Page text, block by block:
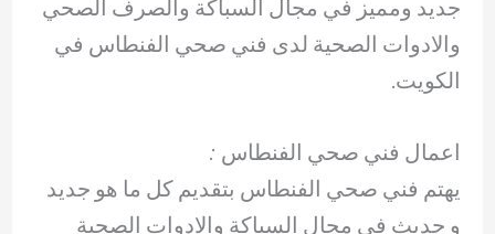
جديد ومميز في مجال السباكة والصرف الصحي
والادوات الصحية لدى فني صحي الفنطاس في
الكويت.
اعمال فني صحي الفنطاس :
يهتم فني صحي الفنطاس بتقديم كل ما هو جديد
و حديث في مجال السباكة والادوات الصحية